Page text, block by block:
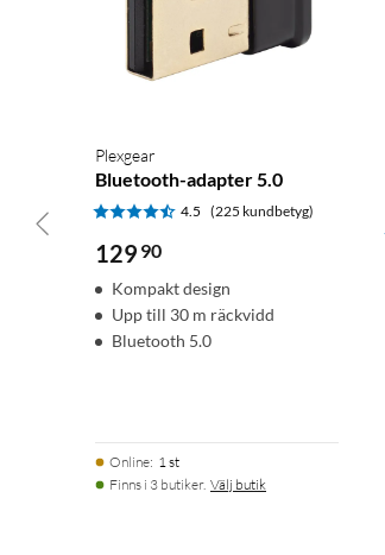
Plexgear
Bluetooth-adapter 5.0
4.5 (225 kundbetyg)
129 90
Kompakt design
Upp till 30 m räckvidd
Bluetooth 5.0
Online: 1 st
Finns i 3 butiker. Välj butik